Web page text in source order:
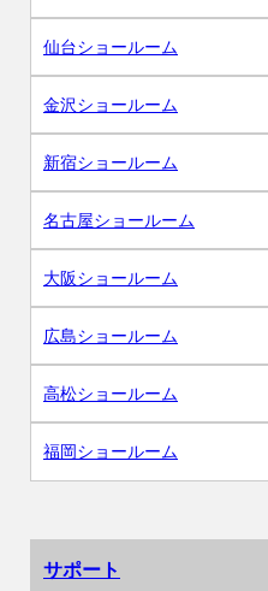
仙台ショールーム
金沢ショールーム
新宿ショールーム
名古屋ショールーム
大阪ショールーム
広島ショールーム
高松ショールーム
福岡ショールーム
サポート